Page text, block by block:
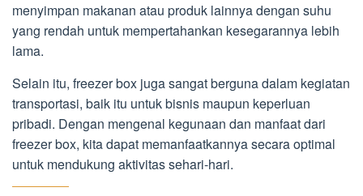
menyimpan makanan atau produk lainnya dengan suhu
yang rendah untuk mempertahankan kesegarannya lebih
lama.
Selain itu, freezer box juga sangat berguna dalam kegiatan
transportasi, baik itu untuk bisnis maupun keperluan
pribadi. Dengan mengenal kegunaan dan manfaat dari
freezer box, kita dapat memanfaatkannya secara optimal
untuk mendukung aktivitas sehari-hari.